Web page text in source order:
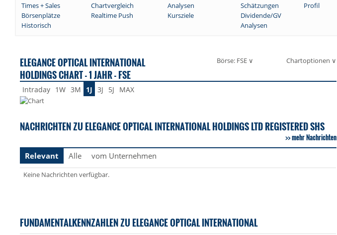
Times + Sales
Chartvergleich Analysen Schätzungen Profil
Börsenplätze
Realtime Push Kursziele Dividende/GV
Historisch
Analysen
ELEGANCE OPTICAL INTERNATIONAL
HOLDINGS CHART - 1 JAHR - FSE
Börse: FSE ∨ Chartoptionen ∨
Intraday 1W 3M 1J 3J 5J MAX
NACHRICHTEN ZU ELEGANCE OPTICAL INTERNATIONAL HOLDINGS LTD REGISTERED SHS
mehr Nachrichten
Relevant
Alle vom Unternehmen
Keine Nachrichten verfügbar.
FUNDAMENTALKENNZAHLEN ZU ELEGANCE OPTICAL INTERNATIONAL